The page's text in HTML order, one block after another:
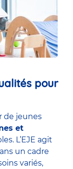
pour
de jeunes
et
L’EJE agit
un cadre
variés,